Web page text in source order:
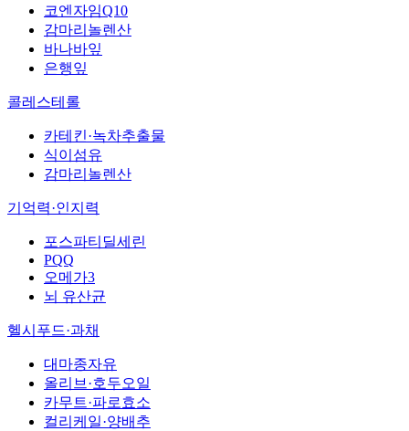
코엔자임Q10
감마리놀렌산
바나바잎
은행잎
콜레스테롤
카테킨·녹차추출물
식이섬유
감마리놀렌산
기억력·인지력
포스파티딜세린
PQQ
오메가3
뇌 유산균
헬시푸드·과채
대마종자유
올리브·호두오일
카무트·파로효소
컬리케일·양배추